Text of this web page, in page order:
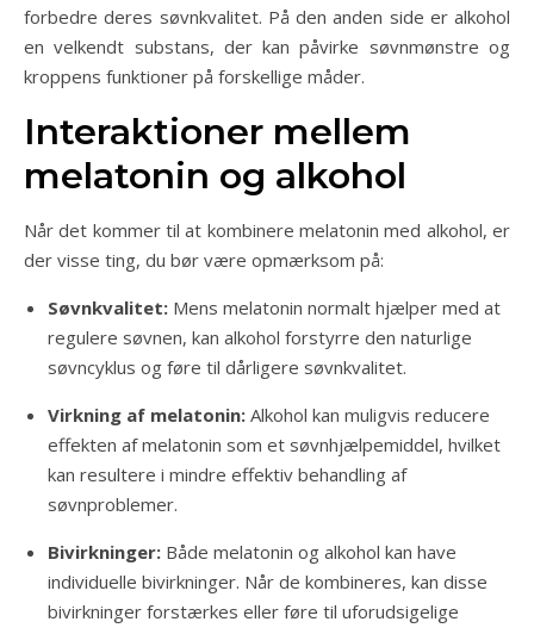
forbedre deres søvnkvalitet. På den anden side er alkohol
en velkendt substans, der kan påvirke søvnmønstre og
kroppens funktioner på forskellige måder.
Interaktioner mellem
melatonin og alkohol
Når det kommer til at kombinere melatonin med alkohol, er
der visse ting, du bør være opmærksom på:
Søvnkvalitet: Mens melatonin normalt hjælper med at
regulere søvnen, kan alkohol forstyrre den naturlige
søvncyklus og føre til dårligere søvnkvalitet.
Virkning af melatonin: Alkohol kan muligvis reducere
effekten af melatonin som et søvnhjælpemiddel, hvilket
kan resultere i mindre effektiv behandling af
søvnproblemer.
Bivirkninger: Både melatonin og alkohol kan have
individuelle bivirkninger. Når de kombineres, kan disse
bivirkninger forstærkes eller føre til uforudsigelige